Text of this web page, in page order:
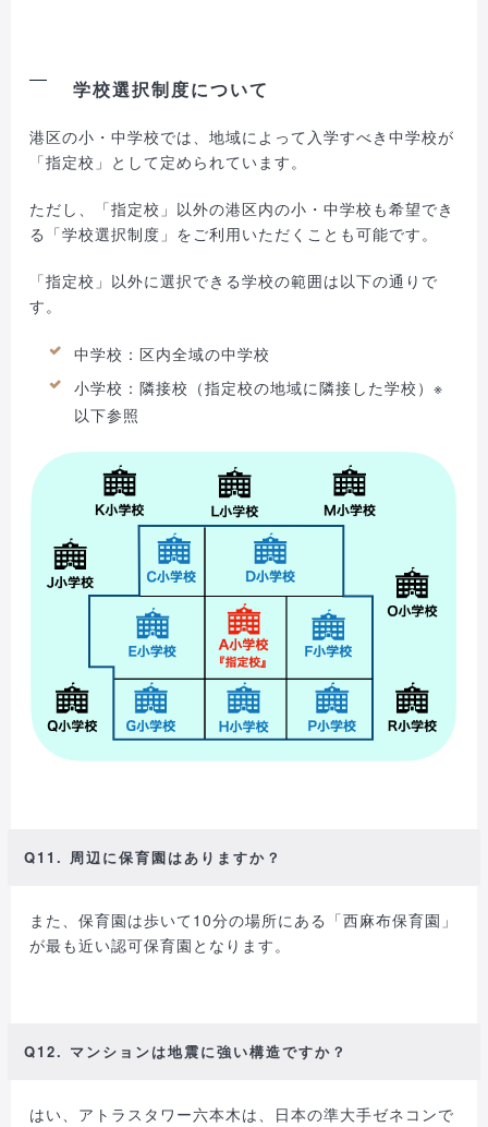
学校選択制度について
港区の小・中学校では、地域によって入学すべき中学校が
「指定校」として定められています。
ただし、「指定校」以外の港区内の小・中学校も希望でき
る「学校選択制度」をご利用いただくことも可能です。
「指定校」以外に選択できる学校の範囲は以下の通りで
す。
中学校：区内全域の中学校
小学校：隣接校（指定校の地域に隣接した学校）※
以下参照
Q11. 周辺に保育園はありますか？
また、保育園は歩いて10分の場所にある「西麻布保育園」
が最も近い認可保育園となります。
Q12. マンションは地震に強い構造ですか？
はい、アトラスタワー六本木は、日本の準大手ゼネコンで